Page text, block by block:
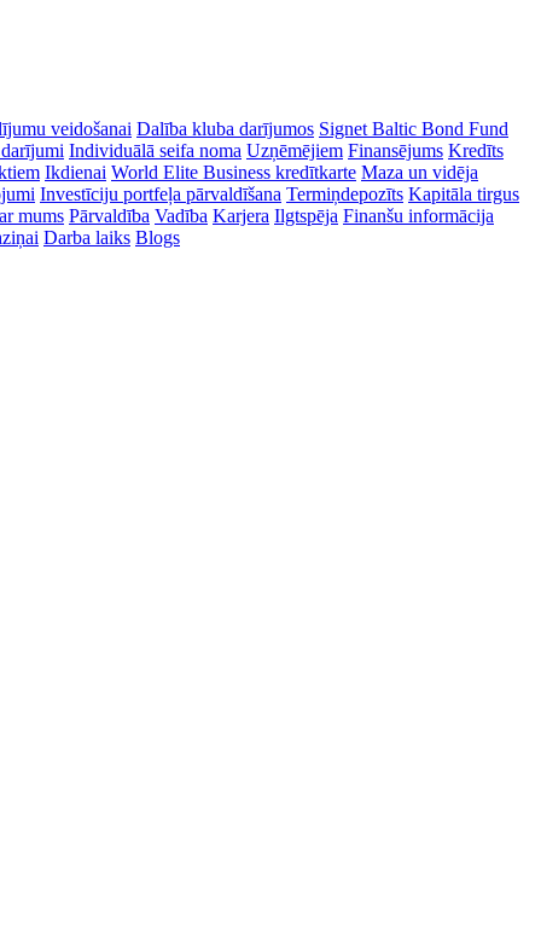
veidošanai Dalība kluba darījumos Signet Baltic Bond Fund
Individuālā seifa noma Uzņēmējiem Finansējums Kredīts
Ikdienai World Elite Business kredītkarte Maza un vidēja
Investīciju portfeļa pārvaldīšana Termiņdepozīts Kapitāla tirgus
mums Pārvaldība Vadība Karjera Ilgtspēja Finanšu informācija
Darba laiks Blogs